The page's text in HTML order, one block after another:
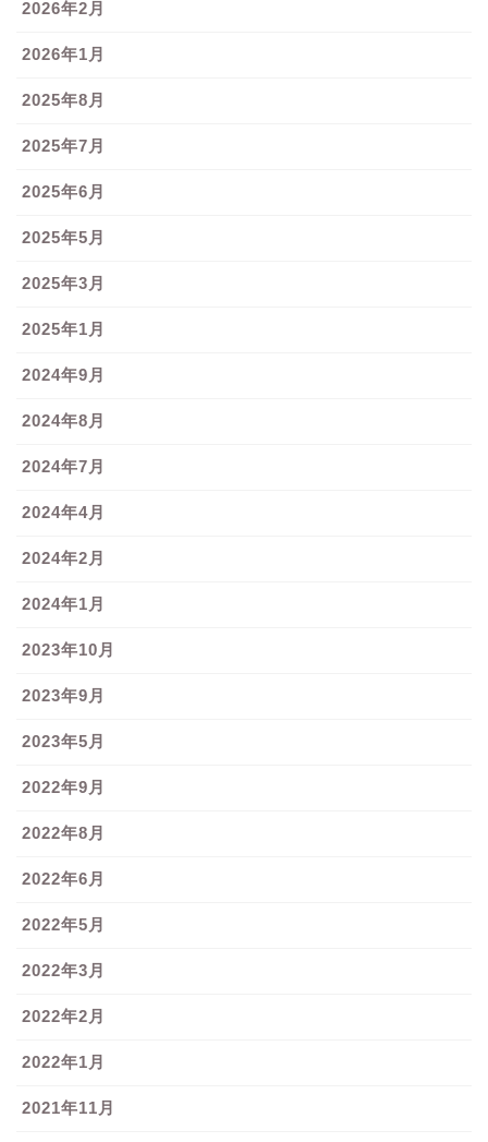
2026年2月
2026年1月
2025年8月
2025年7月
2025年6月
2025年5月
2025年3月
2025年1月
2024年9月
2024年8月
2024年7月
2024年4月
2024年2月
2024年1月
2023年10月
2023年9月
2023年5月
2022年9月
2022年8月
2022年6月
2022年5月
2022年3月
2022年2月
2022年1月
2021年11月